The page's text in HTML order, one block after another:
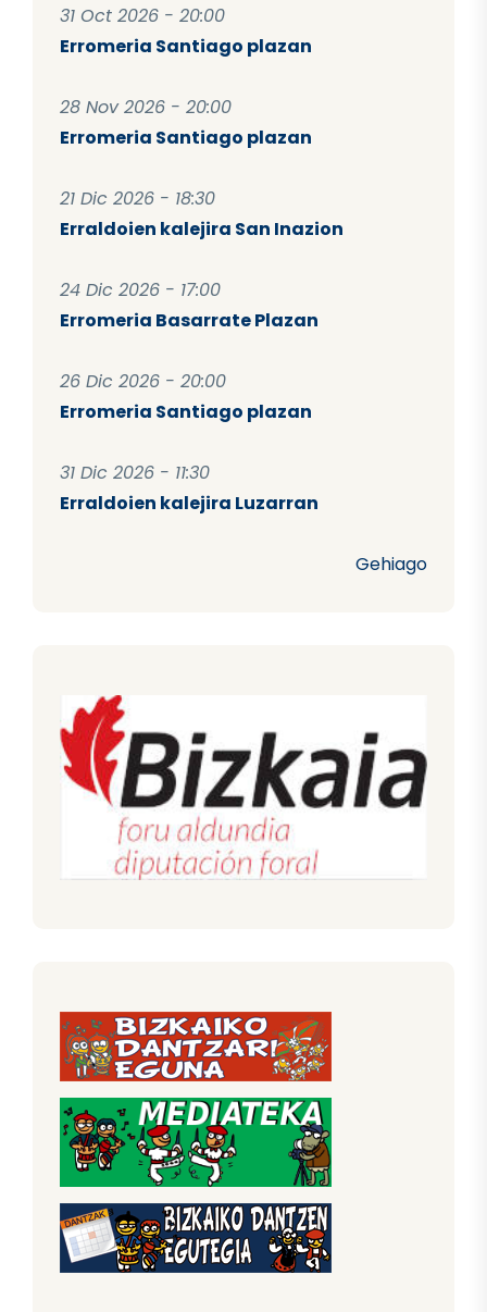
31 Oct 2026 - 20:00
Erromeria Santiago plazan
28 Nov 2026 - 20:00
Erromeria Santiago plazan
21 Dic 2026 - 18:30
Erraldoien kalejira San Inazion
24 Dic 2026 - 17:00
Erromeria Basarrate Plazan
26 Dic 2026 - 20:00
Erromeria Santiago plazan
31 Dic 2026 - 11:30
Erraldoien kalejira Luzarran
Gehiago